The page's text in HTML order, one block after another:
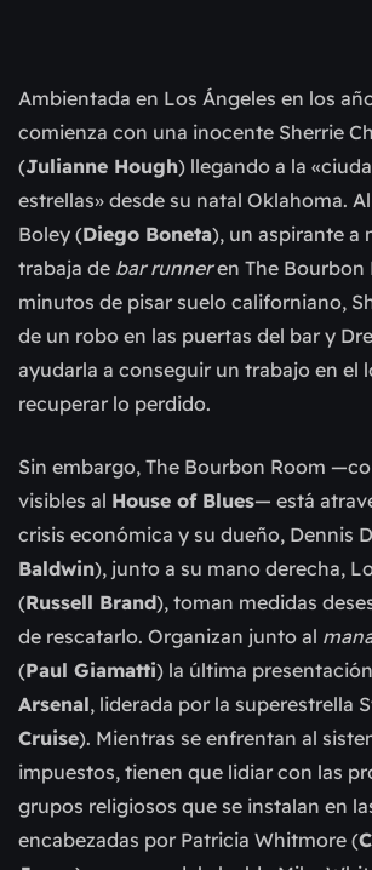
Ambientada en Los Ángeles en los
comienza con una inocente Sherrie
(Julianne Hough) llegando a la
estrellas» desde su natal Oklahoma.
Boley (Diego Boneta), un aspirante a
trabaja de bar runneren The Bourbon
minutos de pisar suelo californiano,
de un robo en las puertas del bar y
ayudarla a conseguir un trabajo en el
recuperar lo perdido.
Sin embargo, The Bourbon Room
visibles al House of Blues— está
crisis económica y su dueño, Dennis
Baldwin), junto a su mano derecha,
(Russell Brand), toman medidas
de rescatarlo. Organizan junto al
(Paul Giamatti) la última
Arsenal, liderada por la superestrella
Cruise). Mientras se enfrentan al
impuestos, tienen que lidiar con las
grupos religiosos que se instalan en
encabezadas por Patricia Whitmore (